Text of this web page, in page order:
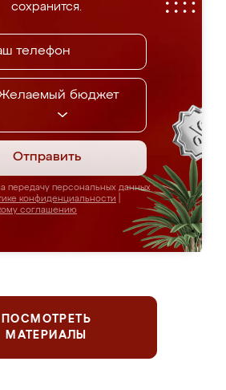
сохранится.
бюджет
Отправить
передачу персональных данных
конфиденциальности
соглашению
ПОСМОТРЕТЬ
МАТЕРИАЛЫ